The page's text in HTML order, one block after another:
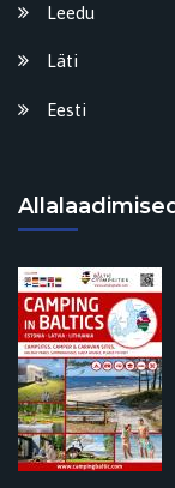
Leedu
Läti
Eesti
Allalaadimised